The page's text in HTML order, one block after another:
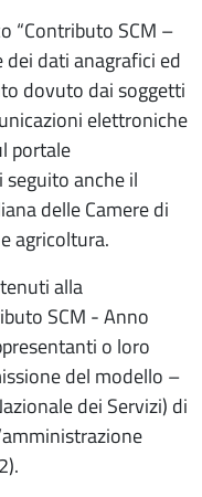
“Contributo SCM –
dati anagrafici ed
dovuto dai soggetti
elettroniche
portale
seguito anche il
delle Camere di
agricoltura.
alla
SCM - Anno
o loro
del modello –
dei Servizi) di